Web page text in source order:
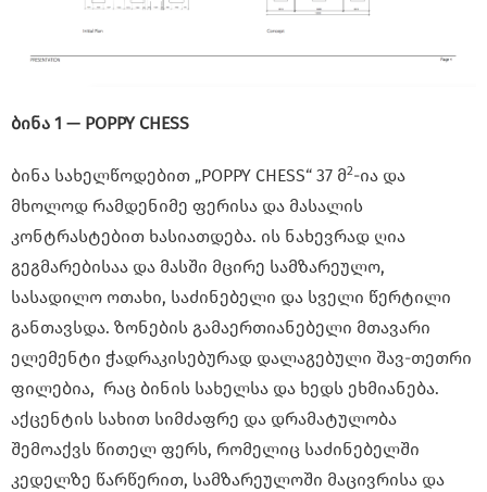
ბინა 1 — POPPY CHESS
ბინა სახელწოდებით „POPPY CHESS“ 37 მ2-ია და
მხოლოდ რამდენიმე ფერისა და მასალის
კონტრასტებით ხასიათდება. ის ნახევრად ღია
გეგმარებისაა და მასში მცირე სამზარეულო,
სასადილო ოთახი, საძინებელი და სველი წერტილი
განთავსდა. ზონების გამაერთიანებელი მთავარი
ელემენტი ჭადრაკისებურად დალაგებული შავ-თეთრი
ფილებია, რაც ბინის სახელსა და ხედს ეხმიანება.
აქცენტის სახით სიმძაფრე და დრამატულობა
შემოაქვს წითელ ფერს, რომელიც საძინებელში
კედელზე წარწერით, სამზარეულოში მაცივრისა და